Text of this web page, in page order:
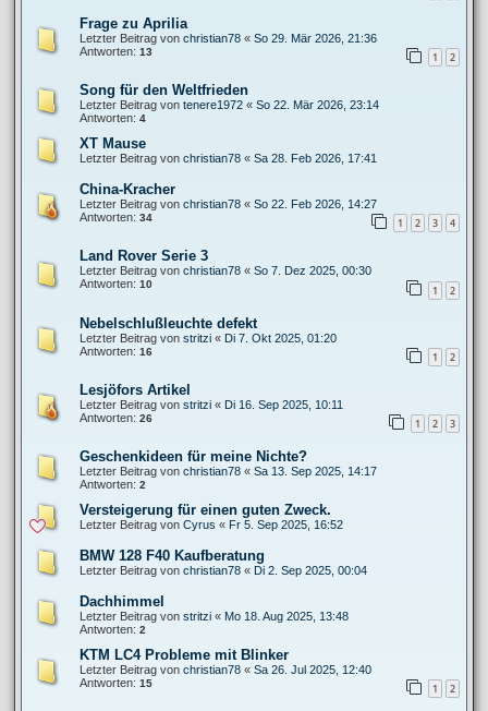
Frage zu Aprilia
Letzter Beitrag von christian78 « So 29. Mär 2026, 21:36
Antworten: 13 1 2
Song für den Weltfrieden
Letzter Beitrag von tenere1972 « So 22. Mär 2026, 23:14
Antworten: 4
XT Mause
Letzter Beitrag von christian78 « Sa 28. Feb 2026, 17:41
China-Kracher
Letzter Beitrag von christian78 « So 22. Feb 2026, 14:27
Antworten: 34 1 2 3 4
Land Rover Serie 3
Letzter Beitrag von christian78 « So 7. Dez 2025, 00:30
Antworten: 10 1 2
Nebelschlußleuchte defekt
Letzter Beitrag von stritzi « Di 7. Okt 2025, 01:20
Antworten: 16 1 2
Lesjöfors Artikel
Letzter Beitrag von stritzi « Di 16. Sep 2025, 10:11
Antworten: 26 1 2 3
Geschenkideen für meine Nichte?
Letzter Beitrag von christian78 « Sa 13. Sep 2025, 14:17
Antworten: 2
Versteigerung für einen guten Zweck.
Letzter Beitrag von Cyrus « Fr 5. Sep 2025, 16:52
BMW 128 F40 Kaufberatung
Letzter Beitrag von christian78 « Di 2. Sep 2025, 00:04
Dachhimmel
Letzter Beitrag von stritzi « Mo 18. Aug 2025, 13:48
Antworten: 2
KTM LC4 Probleme mit Blinker
Letzter Beitrag von christian78 « Sa 26. Jul 2025, 12:40
Antworten: 15 1 2